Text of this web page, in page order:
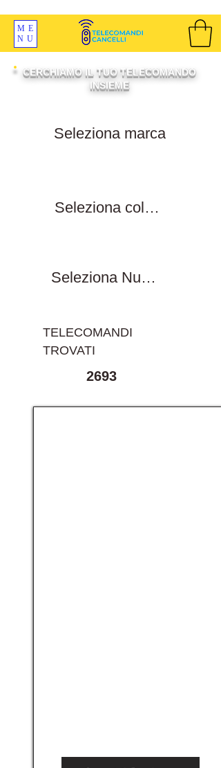
ME
NU
CERCHIAMO IL TUO TELECOMANDO
INSIEME
TELECOMANDI
TROVATI
2693